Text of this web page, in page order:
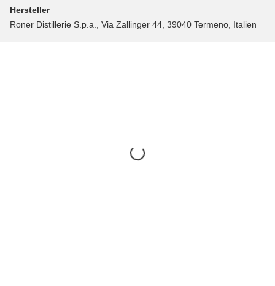
Hersteller
Roner Distillerie S.p.a., Via Zallinger 44, 39040 Termeno, Italien